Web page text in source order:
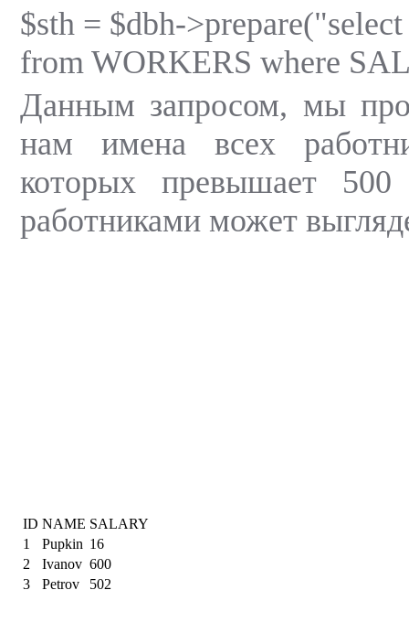
$sth = $dbh-
from WORKERS where
Данным запросом, мы
нам имена всех
которых превышает
работниками может
ID NAME SALARY
1
Pupkin 16
2
Ivanov 600
3
Petrov 502